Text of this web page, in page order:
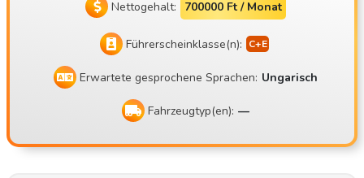
edes zweite Wochenende oder am Ende der dritten Arbeits
woche zu Hause nach Absprache Auch während der Ruhe
zeit muss der Anhänger nicht entladen werden Wir schätz
en unsere Fahrer, genauso wie sie den Zug schätzen Verbr
ende Wir sind ein kleines, familiäres Unternehmen Wir sind
Nettogehalt: 700000 Ft / Monat
Führerscheinklasse(n):
Erwartete gesprochene Sprachen: Ungarisch
Fahrzeugtyp(en): —